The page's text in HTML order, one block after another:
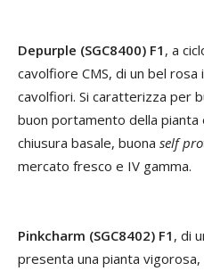
Depurple (SGC8400) F1 , a
cavolfiore CMS, di un bel
cavolfiori. Si caratterizza per
buon portamento della
chiusura basale, buona self
mercato fresco e IV gamma.
Pinkcharm (SGC8402) F1 , di
presenta una pianta